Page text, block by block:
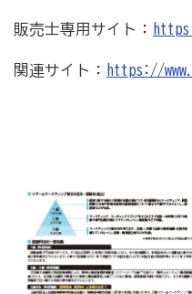
販売士専用サイト：
関連サイト： https://
情報漏えいリスクの備え
ら、ホームページが無料
メリットがいっぱい、労
商工会が扱う検定